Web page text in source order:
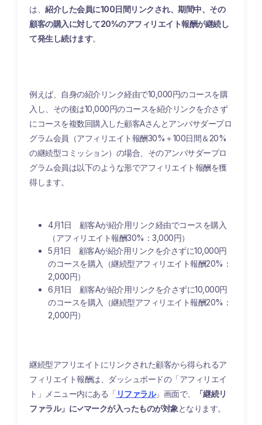
は、 紹介した会員に100日間リンクされ、期間中、その
顧客の購入に対して20%のアフィリエイト報酬が継続し
て発生し続けます。
例えば、
自身の紹介リンク経由で10,000円のコースを購
入し、その後は10,000円のコースを紹介リンクを介さず
にコースを複数回購入した顧客Aさんとアンバサダープロ
グラム会員（アフィリエイト報酬30%＋100日間＆20%
の継続型コミッション） の場合、そのアンバサダープロ
グラム会員は以下のような形でアフィリエイト報酬を獲
得します。
4月1日 顧客Aが紹介用リンク経由でコースを購入
（アフィリエイト報酬30%：3,000円）
5月1日 顧客Aが紹介用リンクを介さずに10,000円
のコースを購入（継続型アフィリエイト報酬20%：
2,000円）
6月1日 顧客Aが紹介用リンクを介さずに10,000円
のコースを購入（継続型アフィリエイト報酬20%：
2,000円）
継続型アフリエイトにリンクされた顧客から得られるア
フィリエイト報酬は、ダッシュボードの「アフィリエイ
ト」メニュー内にある「 リファラル」画面で、
「継続リ
ファラル」に✓マークが入ったものが対象となります。